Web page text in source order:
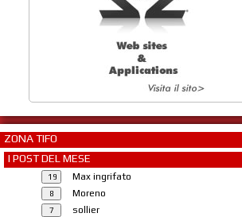
ZONA TIFO
I POST DEL MESE
Max ingrifato
Moreno
sollier